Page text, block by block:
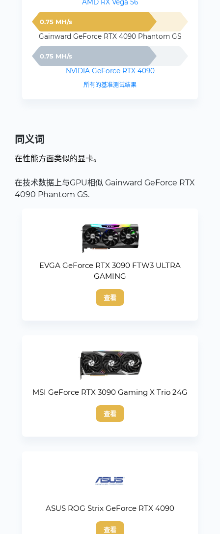
AMD RX Vega 56
0.75 MH/s
Gainward GeForce RTX 4090 Phantom GS
0.75 MH/s
NVIDIA GeForce RTX 4090
所有的基准测试结果
同义词
在性能方面类似的显卡。
在技术数据上与GPU相似 Gainward GeForce RTX
4090 Phantom GS.
EVGA GeForce RTX 3090 FTW3 ULTRA
GAMING
查看
MSI GeForce RTX 3090 Gaming X Trio 24G
查看
ASUS ROG Strix GeForce RTX 4090
查看